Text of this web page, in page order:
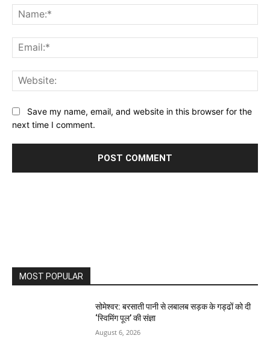
Save my name, email, and website in this browser for the
next time I comment.
MOST POPULAR
सोमेश्वर: बरसाती पानी से लबालब सड़क के गड्ढों को दी
‘स्विमिंग पूल’ की संज्ञा
August 6, 2026